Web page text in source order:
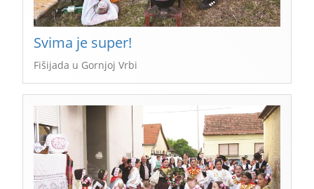
Svima je super!
Fišijada u Gornjoj Vrbi